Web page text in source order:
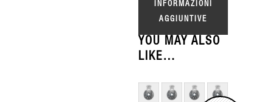
INFORMAZIONI
AGGIUNTIVE
YOU MAY ALSO
LIKE…